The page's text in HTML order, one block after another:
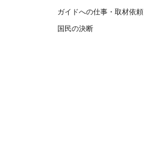
ガイドへの仕事・取材依頼
国民の決断